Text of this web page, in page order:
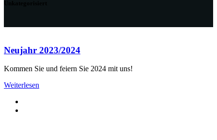
Neujahr 2023/2024
Kommen Sie und feiern Sie 2024 mit uns!
Weiterlesen